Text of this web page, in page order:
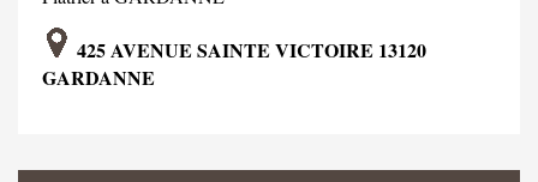
425 AVENUE SAINTE VICTOIRE 13120
GARDANNE